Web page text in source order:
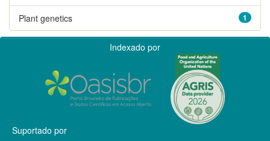
1
Plant genetics
Indexado por
Suportado por